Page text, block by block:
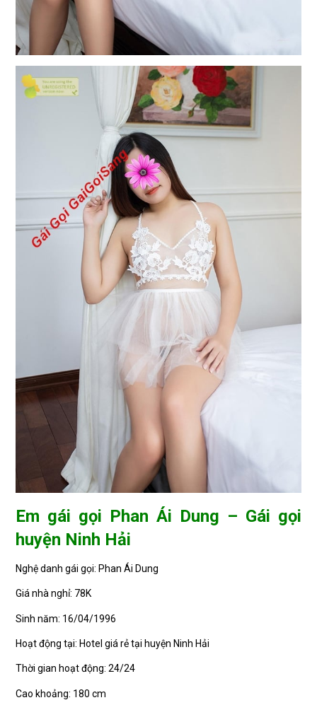
Em gái gọi Phan Ái Dung – Gái gọi
huyện Ninh Hải
Nghệ danh gái gọi: Phan Ái Dung
Giá nhà nghỉ: 78K
Sinh năm: 16/04/1996
Hoạt động tại: Hotel giá rẻ tại huyện Ninh Hải
Thời gian hoạt động: 24/24
Cao khoảng: 180 cm